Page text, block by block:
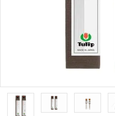
プライバシーポリシー